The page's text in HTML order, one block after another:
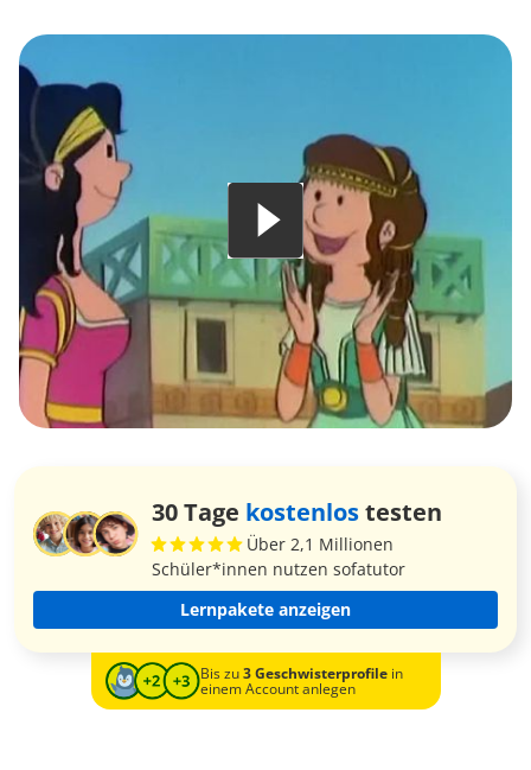
30 Tage kostenlostesten
Über 2,1 Millionen
Schüler*innen nutzen sofatutor
Lernpakete anzeigen
Bis zu3 Geschwisterprofilein
einem Account anlegen